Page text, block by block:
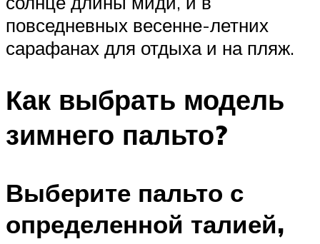
повседневных весенне-летних
сарафанах для отдыха и на пляж.
Как выбрать модель
зимнего пальто?
Выберите пальто с
определенной талией,